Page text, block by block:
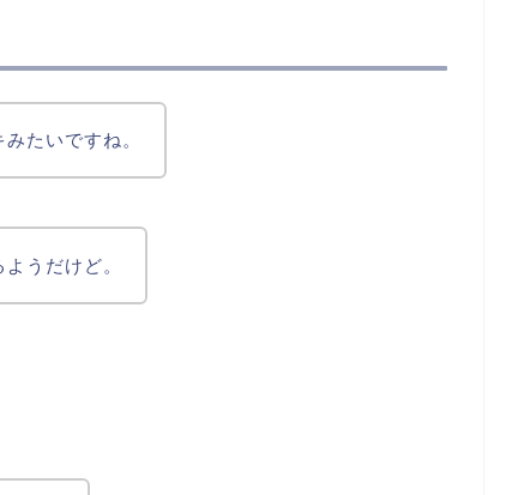
たいですね。
うだけど。